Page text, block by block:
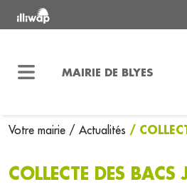
MAIRIE DE BLYES
Votre mairie / Actualités /
COLLECTE DES BACS